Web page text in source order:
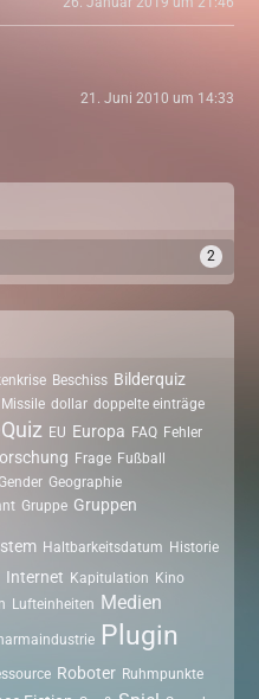
21. Juni 2010 um 14:33
2
Beschiss Bilderquiz
dollar doppelte einträge
EU Europa FAQ Fehler
Frage Fußball
Geographie
Gruppe Gruppen
Haltbarkeitsdatum Historie
Internet Kapitulation Kino
Lufteinheiten Medien
Plugin
Roboter Ruhmpunkte